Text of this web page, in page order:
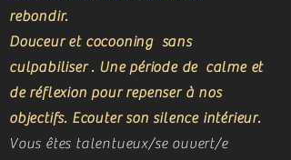
rebondir.
Douceur et cocooning sans
culpabiliser . Une période de calme et
de réflexion pour repenser à nos
objectifs. Ecouter son silence intérieur.
Vous êtes talentueux/se ouvert/e